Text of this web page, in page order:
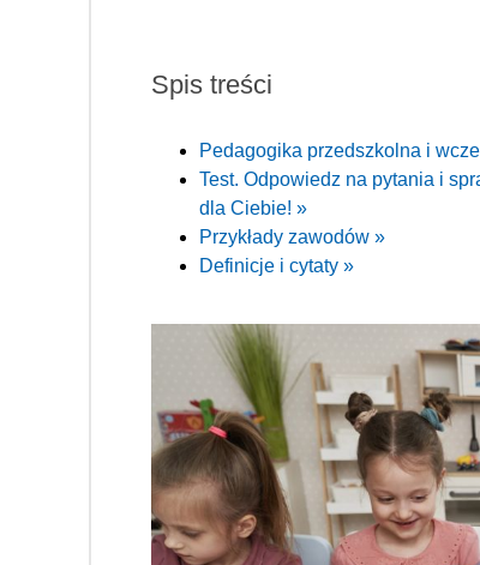
Spis treści
Pedagogika przedszkolna i
Test. Odpowiedz na pytania i
dla Ciebie! »
Przykłady zawodów »
Definicje i cytaty »